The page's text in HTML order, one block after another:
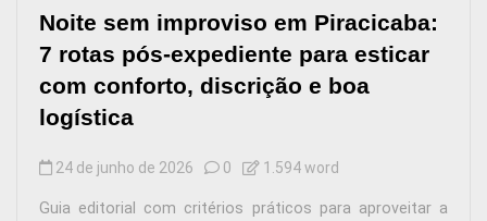
Noite sem improviso em Piracicaba:
7 rotas pós-expediente para esticar
com conforto, discrição e boa
logística
24 de junho de 2026 0 1.594 word
Guia editorial com critérios práticos para aproveitar a